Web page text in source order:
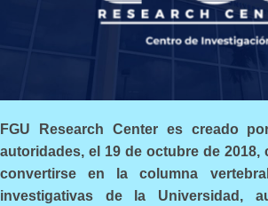
FGU Research Center es creado
autoridades, el 19 de octubre de
convertirse en la columna
investigativas de la Universidad,